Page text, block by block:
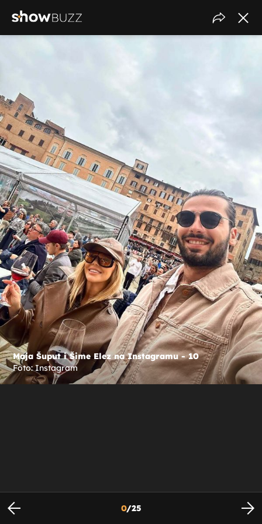
Maja Šuput i Šime Elez na Instagramu - 10
Foto: Instagram
0/25